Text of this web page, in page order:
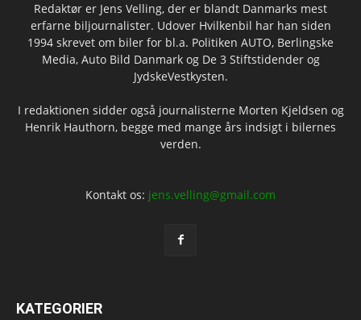
Redaktør er Jens Velling, der er blandt Danmarks mest
erfarne biljournalister. Udover Hvilkenbil har han siden
1994 skrevet om biler for bl.a. Politiken AUTO, Berlingske
Media, Auto Bild Danmark og De 3 Stiftstidender og
JydskeVestkysten.
I redaktionen sidder også journalisterne Morten Kjeldsen og
Henrik Hauthorn, begge med mange års indsigt i bilernes
verden.
Kontakt os: jens.velling@gmail.com
KATEGORIER